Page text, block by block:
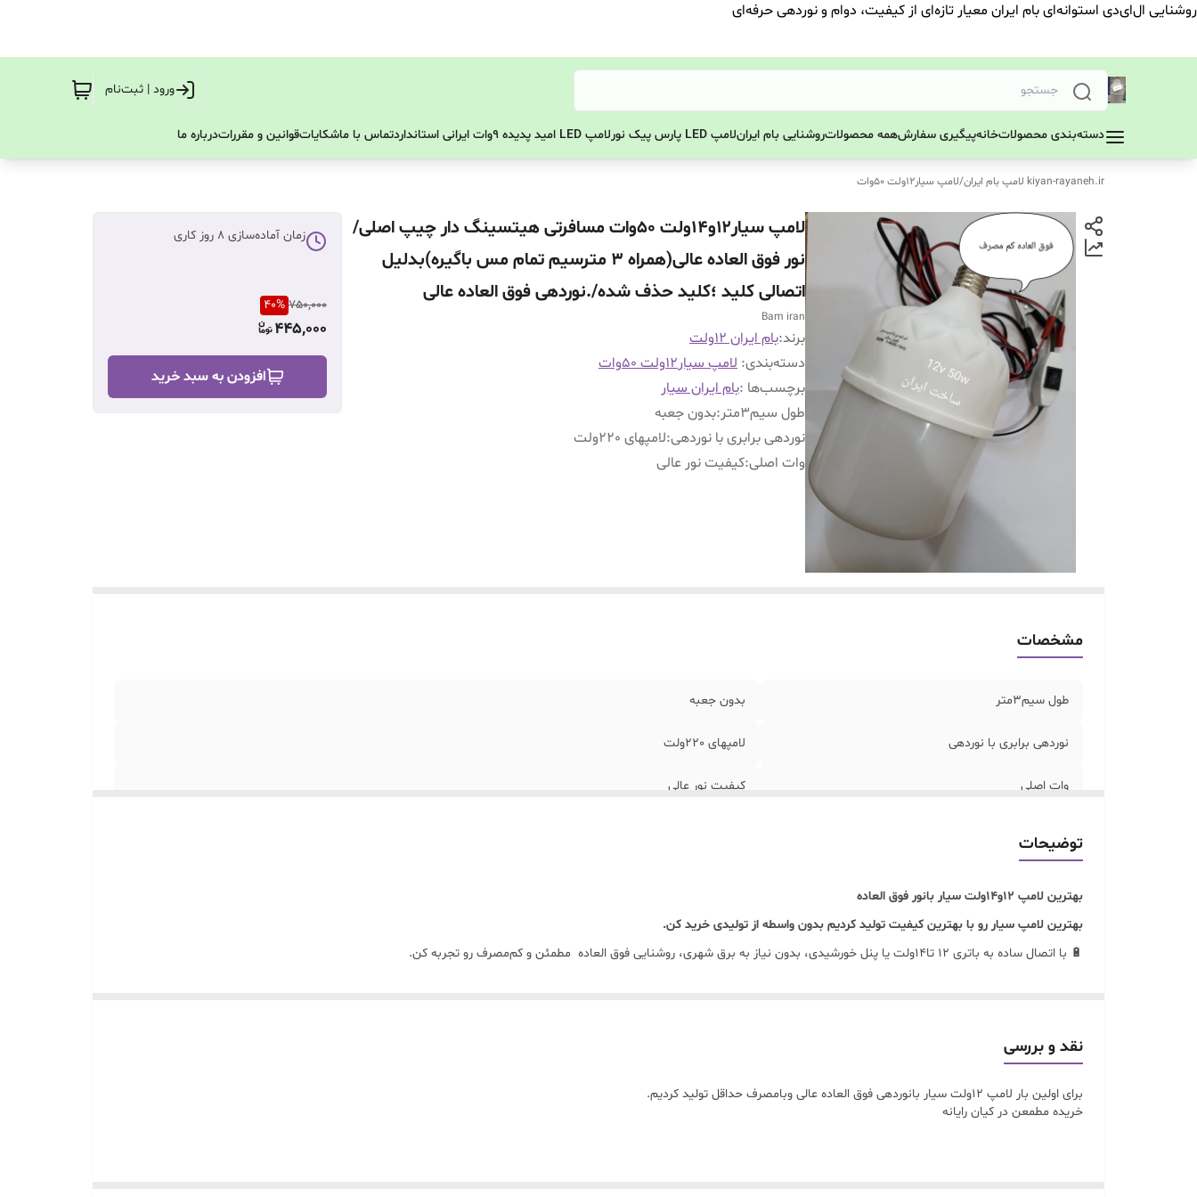
روشنایی ال‌ای‌دی استوانه‌ای بام ایران معیار تازه‌ای از کیفیت، دوام و نوردهی حرفه‌ای
ورود | ثبت‌نام
دسته‌بندی محصولاتخانهپیگیری سفارشهمه محصولاتروشنایی بام ایرانلامپ LED پارس پیک نور لامپ LED امید پدیده 9وات ایرانی استاندارد تماس با ماشکایاتقوانین و مقرراتدرباره ما
kiyan-rayaneh.ir لامپ بام ایران /لامپ سیار12ولت ۵۰وات
لامپ سیار۱۲و14ولت 50وات مسافرتی هیتسینگ دار چیپ اصلی/
نور فوق العاده عالی(همراه 3 مترسیم تمام مس باگیره)بدلیل
اتصالی کلید ؛کلید حذف شده/.نوردهی فوق العاده عالی
Bam iran
برند:بام ایران 12ولت
دسته‌بندی: لامپ سیار12ولت ۵۰وات
برچسب‌ها :بام ایران سیار
طول سیم3متر
:بدون جعبه
نوردهی برابری با نوردهی:لامپهای 220ولت
وات اصلی:کیفیت نور عالی
زمان آماده‌سازی 8 روز کاری
750,000
40%
445,000
افزودن به سبد خرید
مشخصات
طول سیم3متر بدون جعبه
نوردهی برابری با نوردهی لامپهای 220ولت
وات اصلی کیفیت نور عالی
توضیحات
بهترین لامپ 12و14ولت سیار بانور فوق العاده
بهترین لامپ سیار رو با بهترین کیفیت تولید کردیم بدون واسطه از تولیدی خرید کن.
🔋 با اتصال ساده به باتری ۱۲ تا۱۴ولت یا پنل خورشیدی، بدون نیاز به برق شهری، روشنایی فوق العاده مطمئن و کم‌مصرف رو تجربه کن.
نقد و بررسی
برای اولین بار لامپ 12ولت سیار بانوردهی فوق العاده عالی وبامصرف حداقل تولید کردیم.
خریده مطمعن در کیان رایانه